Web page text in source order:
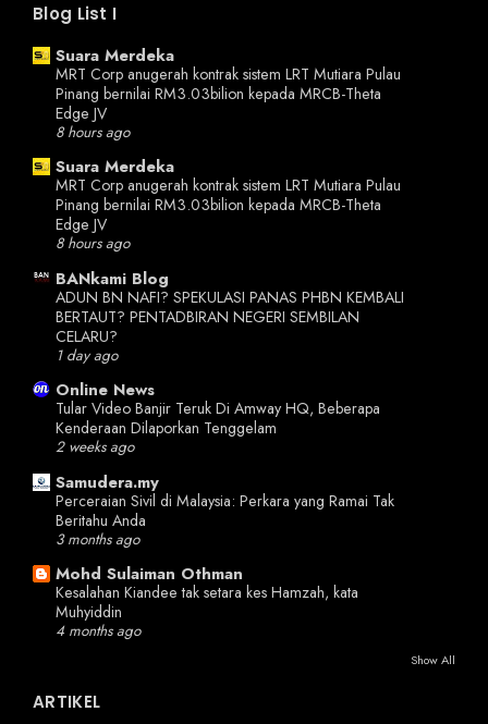
Blog List I
Suara Merdeka
MRT Corp anugerah kontrak sistem LRT Mutiara Pulau
Pinang bernilai RM3.03 ​​bilion kepada MRCB-Theta
Edge JV
8 hours ago
Suara Merdeka
MRT Corp anugerah kontrak sistem LRT Mutiara Pulau
Pinang bernilai RM3.03 ​​bilion kepada MRCB-Theta
Edge JV
8 hours ago
BANkami Blog
ADUN BN NAFI? SPEKULASI PANAS PHBN KEMBALI
BERTAUT? PENTADBIRAN NEGERI SEMBILAN
CELARU?
1 day ago
Online News
Tular Video Banjir Teruk Di Amway HQ, Beberapa
Kenderaan Dilaporkan Tenggelam
2 weeks ago
Samudera.my
Perceraian Sivil di Malaysia: Perkara yang Ramai Tak
Beritahu Anda
3 months ago
Mohd Sulaiman Othman
Kesalahan Kiandee tak setara kes Hamzah, kata
Muhyiddin
4 months ago
Show All
ARTIKEL